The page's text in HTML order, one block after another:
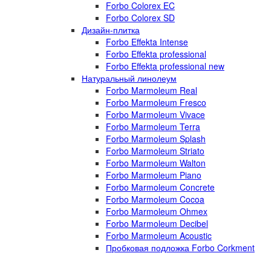
Forbo Colorex EC
Forbo Colorex SD
Дизайн-плитка
Forbo Effekta Intense
Forbo Effekta professional
Forbo Effekta professional new
Натуральный линолеум
Forbo Marmoleum Real
Forbo Marmoleum Fresco
Forbo Marmoleum Vivace
Forbo Marmoleum Terra
Forbo Marmoleum Splash
Forbo Marmoleum Striato
Forbo Marmoleum Walton
Forbo Marmoleum Piano
Forbo Marmoleum Concrete
Forbo Marmoleum Cocoa
Forbo Marmoleum Ohmex
Forbo Marmoleum Decibel
Forbo Marmoleum Acoustic
Пробковая подложка Forbo Corkment